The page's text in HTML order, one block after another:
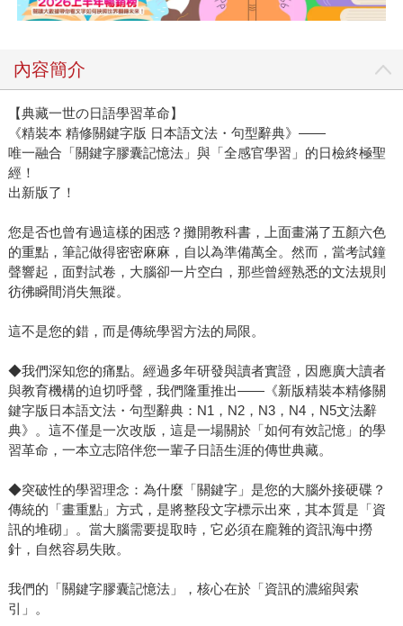
內容簡介
【典藏一世の日語學習革命】
《精裝本 精修關鍵字版 日本語文法・句型辭典》——
唯一融合「關鍵字膠囊記憶法」與「全感官學習」的日檢終極聖
經！
出新版了！
您是否也曾有過這樣的困惑？攤開教科書，上面畫滿了五顏六色
的重點，筆記做得密密麻麻，自以為準備萬全。然而，當考試鐘
聲響起，面對試卷，大腦卻一片空白，那些曾經熟悉的文法規則
彷彿瞬間消失無蹤。
這不是您的錯，而是傳統學習方法的局限。
◆我們深知您的痛點。經過多年研發與讀者實證，因應廣大讀者
與教育機構的迫切呼聲，我們隆重推出——《新版精裝本精修關
鍵字版日本語文法・句型辭典：N1，N2，N3，N4，N5文法辭
典》。這不僅是一次改版，這是一場關於「如何有效記憶」的學
習革命，一本立志陪伴您一輩子日語生涯的傳世典藏。
◆突破性的學習理念：為什麼「關鍵字」是您的大腦外接硬碟？
傳統的「畫重點」方式，是將整段文字標示出來，其本質是「資
訊的堆砌」。當大腦需要提取時，它必須在龐雜的資訊海中撈
針，自然容易失敗。
我們的「關鍵字膠囊記憶法」，核心在於「資訊的濃縮與索
引」。